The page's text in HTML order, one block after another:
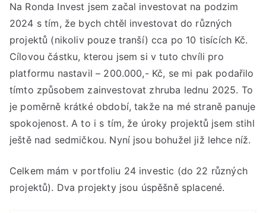
Na Ronda Invest jsem začal investovat na podzim
2024 s tím, že bych chtěl investovat do různých
projektů (nikoliv pouze tranší) cca po 10 tisících Kč.
Cílovou částku, kterou jsem si v tuto chvíli pro
platformu nastavil – 200.000,- Kč, se mi pak podařilo
tímto způsobem zainvestovat zhruba lednu 2025. To
je poměrně krátké období, takže na mé straně panuje
spokojenost. A to i s tím, že úroky projektů jsem stihl
ještě nad sedmičkou. Nyní jsou bohužel již lehce níž.
Celkem mám v portfoliu 24 investic (do 22 různých
projektů). Dva projekty jsou úspěšně splacené.